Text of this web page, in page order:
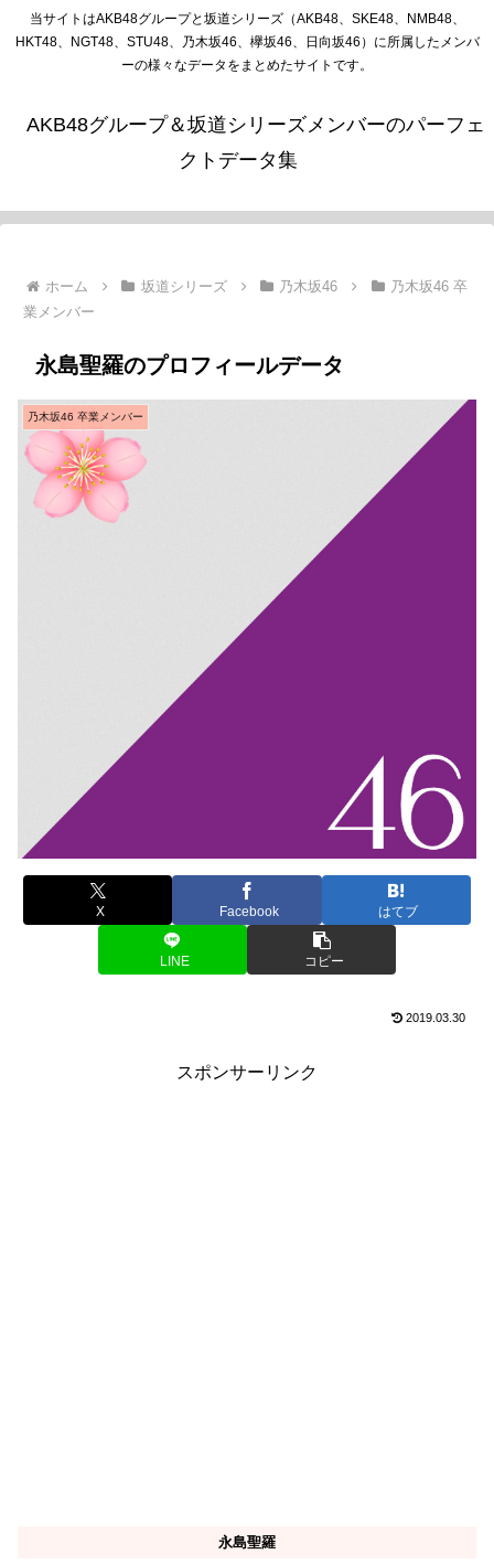
当サイトはAKB48グループと坂道シリーズ（AKB48、SKE48、NMB48、
HKT48、NGT48、STU48、乃木坂46、欅坂46、日向坂46）に所属したメンバ
ーの様々なデータをまとめたサイトです。
AKB48グループ＆坂道シリーズメンバーのパーフェ
クトデータ集
ホーム 坂道シリーズ 乃木坂46
乃木坂46 卒
業メンバー
永島聖羅のプロフィールデータ
乃木坂46 卒業メンバー
X Facebook はてブ
LINE コピー
2019.03.30
スポンサーリンク
永島聖羅